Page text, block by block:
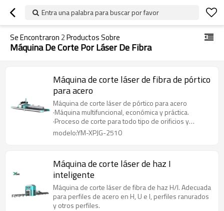
Entra una palabra para buscar por favor
Se Encontraron 2Productos Sobre
Máquina De Corte Por Láser De Fibra
Máquina de corte láser de fibra de pórtico
para acero
Máquina de corte láser de pórtico para acero
·Máquina multifuncional, económica y práctica.
·Proceso de corte para todo tipo de orificios y
secciones de vigas H. ·Puede cortar chapas de acero
y realizar cortes biselados.
modelo:YM-XPJG-2510
Máquina de corte láser de haz I
inteligente
Máquina de corte láser de fibra de haz H/I. Adecuada
para perfiles de acero en H, U e I, perfiles ranurados
y otros perfiles.